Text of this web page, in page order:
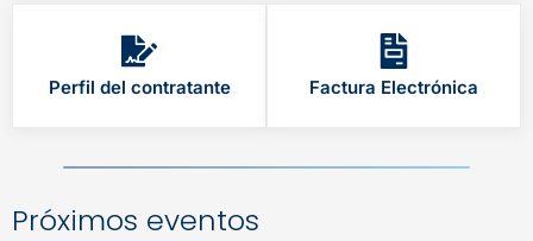
Perfil del contratante Factura Electrónica
Próximos eventos